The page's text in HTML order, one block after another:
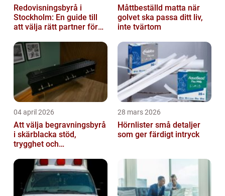
Redovisningsbyrå i
Stockholm: En guide till
att välja rätt partner för
Måttbeställd matta när
golvet ska passa ditt liv,
inte tvärtom
04 april 2026
Att välja begravningsbyrå
i skärblacka stöd,
trygghet och
28 mars 2026
Hörnlister små detaljer
som ger färdigt intryck